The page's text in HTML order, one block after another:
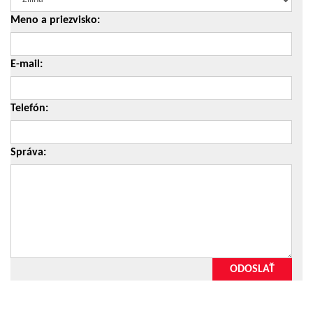
Meno a priezvisko:
E-mail:
Telefón:
Správa:
ODOSLAŤ